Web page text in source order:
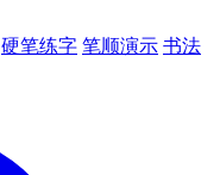
硬笔练字 笔顺演示 书法